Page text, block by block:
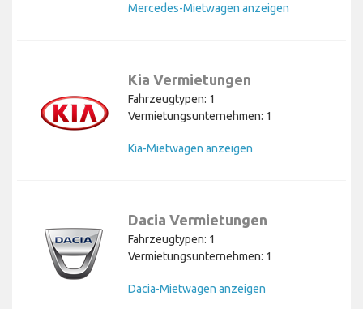
Mercedes-Mietwagen anzeigen
Kia Vermietungen
Fahrzeugtypen: 1
Vermietungsunternehmen: 1
Kia-Mietwagen anzeigen
Dacia Vermietungen
Fahrzeugtypen: 1
Vermietungsunternehmen: 1
Dacia-Mietwagen anzeigen